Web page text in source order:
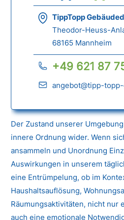
TippTopp
Theodor-Heuss-
68165 Mannheim
+49 621 87
angebot@tipp-
Der Zustand unserer
innere Ordnung wider. Wenn
ansammeln und Unordnung
Auswirkungen in unserem
eine Entrümpelung, ob im
Haushaltsauflösung,
Räumungsaktivitäten, nicht nur
auch eine emotionale